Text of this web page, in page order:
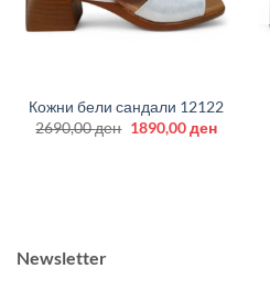
Кожни бели сандали 12122
2690,00ден Original
1890,00денCurrent
Newsletter